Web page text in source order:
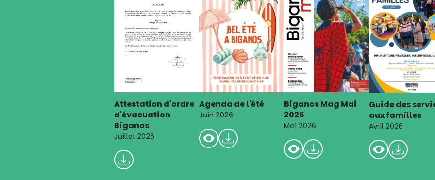
Attestation d'ordre
d'évacuation
Biganos
Juillet 2026
Agenda de l'été
Juin 2026
Biganos Mag Mai
2026
Mai 2026
Guide des
aux familles
Avril 2026